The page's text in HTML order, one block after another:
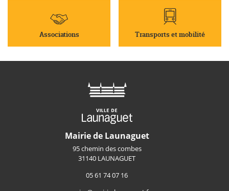
Associations Transports et mobilité
Mairie de Launaguet
95 chemin des combes
31140 LAUNAGUET
05 61 74 07 16